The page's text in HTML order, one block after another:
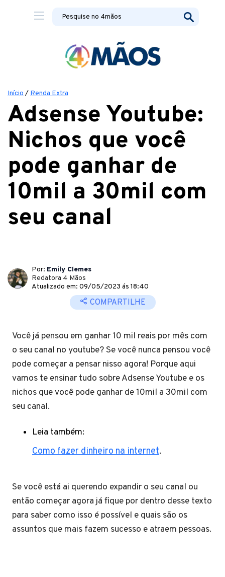
Início / Renda Extra
Adsense Youtube:
Nichos que você
pode ganhar de
10mil a 30mil com
seu canal
Por: Emily Clemes
Redatora 4 Mãos
Atualizado em: 09/05/2023 ás 18:40
COMPARTILHE
Você já pensou em ganhar 10 mil reais por mês com
o seu canal no youtube? Se você nunca pensou você
pode começar a pensar nisso agora! Porque aqui
vamos te ensinar tudo sobre Adsense Youtube e os
nichos que você pode ganhar de 10mil a 30mil com
seu canal.
Leia também:
Como fazer dinheiro na internet.
Se você está ai querendo expandir o seu canal ou
então começar agora já fique por dentro desse texto
para saber como isso é possível e quais são os
assuntos que mais fazem sucesso e atraem pessoas.